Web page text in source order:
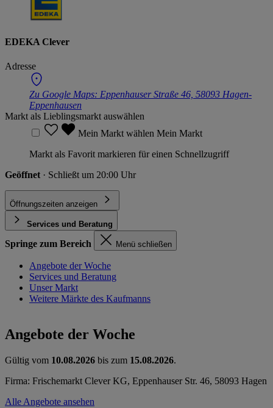
EDEKA Clever
Adresse
Zu Google Maps: Eppenhauser Straße 46, 58093 Hagen-
Eppenhausen
Markt als Lieblingsmarkt auswählen
Mein Markt wählen Mein Markt
Markt als Favorit markieren für einen Schnellzugriff
Geöffnet · Schließt um 20:00 Uhr
Öffnungszeiten anzeigen
Services und Beratung
Springe zum Bereich Menü schließen
Angebote der Woche
Services und Beratung
Unser Markt
Weitere Märkte des Kaufmanns
Angebote der Woche
Gültig vom 10.08.2026 bis zum 15.08.2026.
Firma: Frischemarkt Clever KG, Eppenhauser Str. 46, 58093 Hagen
Alle Angebote ansehen